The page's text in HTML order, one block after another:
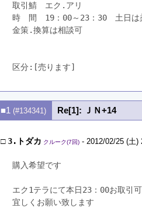
取引鯖　エク.アリ
時　間　19：00～23：30　土日
金策.換算は相談可
区分:[売ります]
■1 (#134341) Re[1]: ＪＮ+14
□3.トダカ クルーク(7回) - 2012/02/25 (土
購入希望です
エク1テラにて本日23：00お取引
宜しくお願い致します